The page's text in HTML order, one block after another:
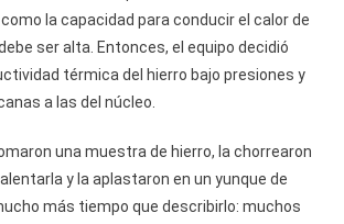
la capacidad para conducir el calor de
ser alta. Entonces, el equipo decidió
térmica del hierro bajo presiones y
a las del núcleo.
una muestra de hierro, la chorrearon
y la aplastaron en un yunque de
más tiempo que describirlo: muchos